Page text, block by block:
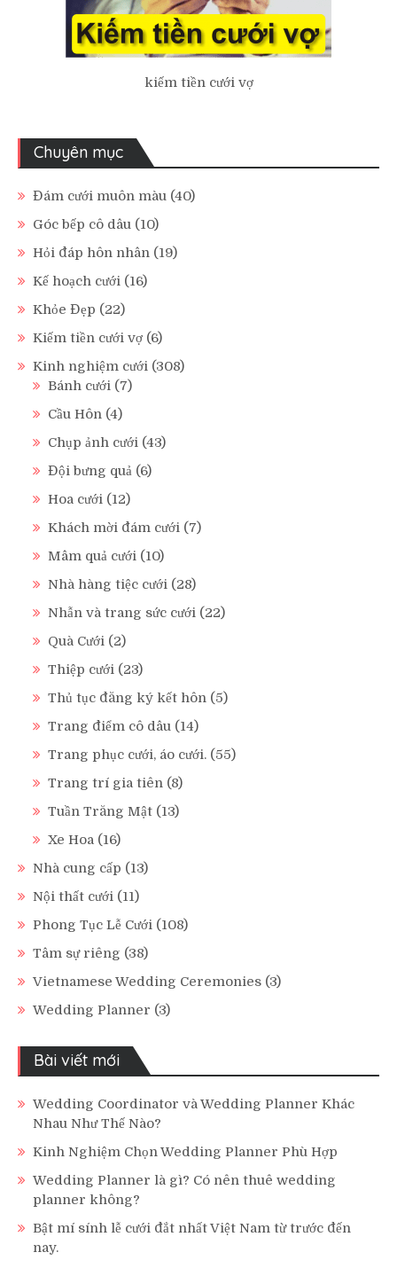
kiếm tiền cưới vợ
Chuyên mục
Đám cưới muôn màu (40)
Góc bếp cô dâu (10)
Hỏi đáp hôn nhân (19)
Kế hoạch cưới (16)
Khỏe Đẹp (22)
Kiếm tiền cưới vợ (6)
Kinh nghiệm cưới (308)
Bánh cưới (7)
Cầu Hôn (4)
Chụp ảnh cưới (43)
Đội bưng quả (6)
Hoa cưới (12)
Khách mời đám cưới (7)
Mâm quả cưới (10)
Nhà hàng tiệc cưới (28)
Nhẫn và trang sức cưới (22)
Quà Cưới (2)
Thiệp cưới (23)
Thủ tục đăng ký kết hôn (5)
Trang điểm cô dâu (14)
Trang phục cưới, áo cưới. (55)
Trang trí gia tiên (8)
Tuần Trăng Mật (13)
Xe Hoa (16)
Nhà cung cấp (13)
Nội thất cưới (11)
Phong Tục Lễ Cưới (108)
Tâm sự riêng (38)
Vietnamese Wedding Ceremonies (3)
Wedding Planner (3)
Bài viết mới
Wedding Coordinator và Wedding Planner Khác
Nhau Như Thế Nào?
Kinh Nghiệm Chọn Wedding Planner Phù Hợp
Wedding Planner là gì? Có nên thuê wedding
planner không?
Bật mí sính lễ cưới đắt nhất Việt Nam từ trước đến
nay.